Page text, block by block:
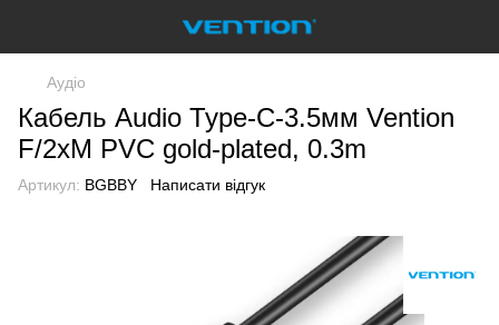
Аудіо
Кабель Audio Type-C-3.5мм Vention
F/2xM PVC gold-plated, 0.3m
Артикул: BGBBY Написати відгук